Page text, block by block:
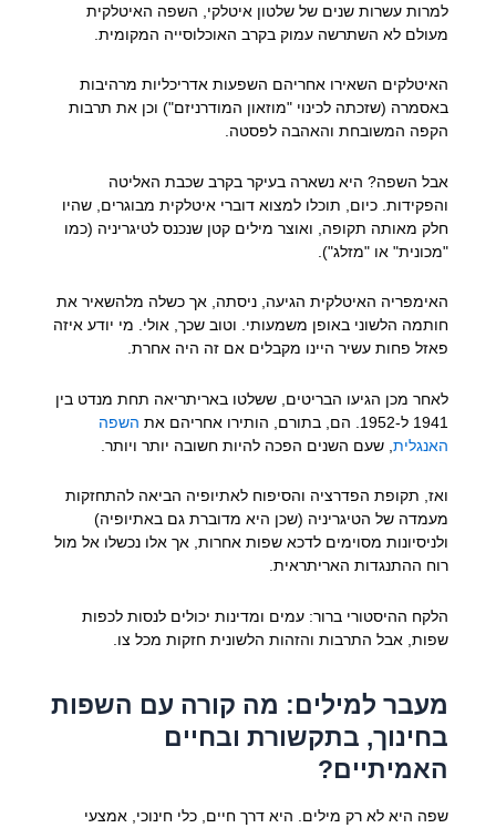
למרות עשרות שנים של שלטון איטלקי, השפה האיטלקית
מעולם לא השתרשה עמוק בקרב האוכלוסייה המקומית.
האיטלקים השאירו אחריהם השפעות אדריכליות מרהיבות
באסמרה (שזכתה לכינוי "מוזאון המודרניזם") וכן את תרבות
הקפה המשובחת והאהבה לפסטה.
אבל השפה? היא נשארה בעיקר בקרב שכבת האליטה
והפקידות. כיום, תוכלו למצוא דוברי איטלקית מבוגרים, שהיו
חלק מאותה תקופה, ואוצר מילים קטן שנכנס לטיגריניה (כמו
"מכונית" או "מזלג").
האימפריה האיטלקית הגיעה, ניסתה, אך כשלה מלהשאיר את
חותמה הלשוני באופן משמעותי. וטוב שכך, אולי. מי יודע איזה
פאזל פחות עשיר היינו מקבלים אם זה היה אחרת.
לאחר מכן הגיעו הבריטים, ששלטו באריתריאה תחת מנדט בין
1941 ל-1952. הם, בתורם, הותירו אחריהם את
השפה
האנגלית, שעם השנים הפכה להיות חשובה יותר ויותר.
ואז, תקופת הפדרציה והסיפוח לאתיופיה הביאה להתחזקות
מעמדה של הטיגריניה (שכן היא מדוברת גם באתיופיה)
ולניסיונות מסוימים לדכא שפות אחרות, אך אלו נכשלו אל מול
רוח ההתנגדות האריתראית.
הלקח ההיסטורי ברור: עמים ומדינות יכולים לנסות לכפות
שפות, אבל התרבות והזהות הלשונית חזקות מכל צו.
מעבר למילים: מה קורה עם השפות
בחינוך, בתקשורת ובחיים
האמיתיים?
שפה היא לא רק מילים. היא דרך חיים, כלי חינוכי, אמצעי